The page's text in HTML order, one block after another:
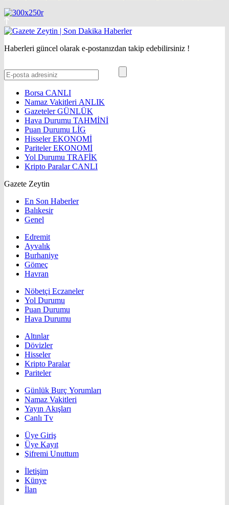
Haberleri güncel olarak e-postanızdan takip edebilirsiniz !
Borsa CANLI
Namaz Vakitleri ANLIK
GazetelerGÜNLÜK
Hava Durumu TAHMİNİ
Puan Durumu LİG
HisselerEKONOMİ
ParitelerEKONOMİ
Yol Durumu TRAFİK
Kripto ParalarCANLI
Gazete Zeytin
En Son Haberler
Balıkesir
Genel
Edremit
Ayvalık
Burhaniye
Gömeç
Havran
Nöbetçi Eczaneler
Yol Durumu
Puan Durumu
Hava Durumu
Altınlar
Dövizler
Hisseler
Kripto Paralar
Pariteler
Günlük Burç Yorumları
Namaz Vakitleri
Yayın Akışları
Canlı Tv
Üye Giriş
Üye Kayıt
Şifremi Unuttum
İletişim
Künye
İlan